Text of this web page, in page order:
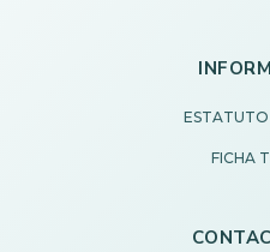
FICHA